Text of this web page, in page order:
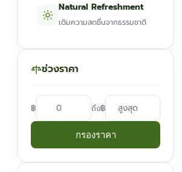
Natural Refreshment
เติมความสดชื่นจากธรรมชาติ
ช่วงราคา
฿ ถึง฿
กรองราคา